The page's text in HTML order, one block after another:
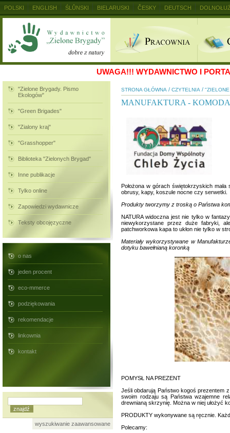
UWAGA!!! WYDAWNICTWO I
"Zielone Brygady. Pismo
Ekologów"
"Green Brigades"
"Zialony kraj"
"Grasshopper"
Biblioteka "Zielonych Brygad"
Inne publikacje
Tylko online
Zapowiedzi wydawnicze
Teksty obcojęzyczne
o nas
jeden procent
eco-mmerce
podziękowania
rekomendacje
linkownia
kontakt
wyszukiwanie zaawansowane
STRONA GŁÓWNA / CZYTELNIA /
MANUFAKTURA -
Położona w górach świętokrzyskich
obrusy, kapy, koszule nocne czy serwetki.
Produkty tworzymy z troską o Państwa
NATURA widoczna jest nie tylko w
niewykorzystane przez duże fabryki,
patchworkowa kapa to ukłon nie tylko w
Materiały wykorzystywane w
dotyku bawełnianą koronką
POMYSŁ NA PREZENT
Jeśli obdarują Państwo kogoś prezentem
swoim rodzaju są Państwa wzajemne
drewnianą skrzynię. Można w niej ułożyć
PRODUKTY wykonywane są ręcznie.
Polecamy:
POLSKI ENGLISH ŚLŮNSKI BIELARUSKI ČESKY DEUTSCH